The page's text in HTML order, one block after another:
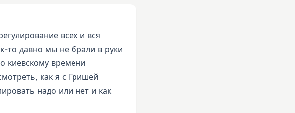
всех и вся
то давно мы не брали в руки
киевскому времени
как я с Гришей
надо или нет и как